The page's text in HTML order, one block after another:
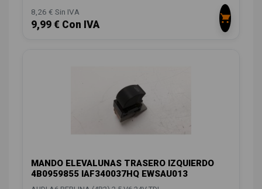
8,26 € Sin IVA
9,99 € Con IVA
MANDO ELEVALUNAS TRASERO IZQUIERDO
4B0959855 IAF340037HQ EWSAU013